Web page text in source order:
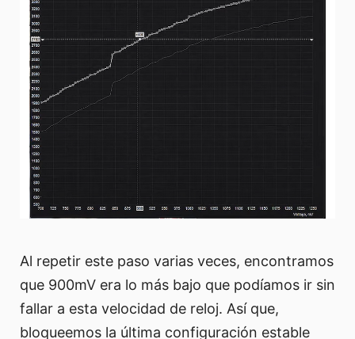
Al repetir este paso varias veces, encontramos
que 900mV era lo más bajo que podíamos ir sin
fallar a esta velocidad de reloj. Así que,
bloqueemos la última configuración estable